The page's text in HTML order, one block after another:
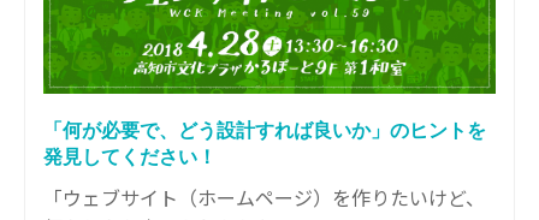
「何が必要で、どう設計すれば良いか」のヒントを
発見してください！
「ウェブサイト（ホームページ）を作りたいけど、